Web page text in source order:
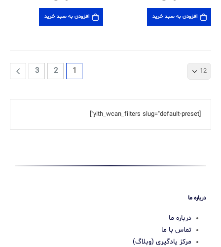
افزودن به سبد خرید افزودن به سبد خرید
1
2
3
[yith_wcan_filters slug="default-preset"]
درباره ما
درباره ما
تماس با ما
مرکز یادگیری (وبلاگ)